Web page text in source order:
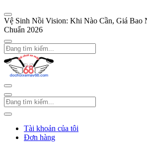
Vệ Sinh Nồi Vision: Khi Nào Cần, Giá Bao
Chuẩn 2026
Tài khoản của tôi
Đơn hàng